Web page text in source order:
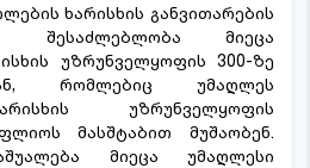
ხარისხის განვითარების
შესაძლებლობა მიეცა
უზრუნველყოფის 300-ზე
რომლებიც უმაღლეს
უზრუნველყოფის
მასშტაბით მუშაობენ.
მიეცა უმაღლესი